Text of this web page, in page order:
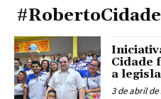
Cidade
a
3 de abril de